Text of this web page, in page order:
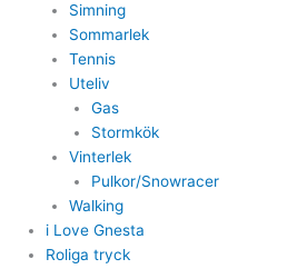
Simning
Sommarlek
Tennis
Uteliv
Gas
Stormkök
Vinterlek
Pulkor/Snowracer
Walking
i Love Gnesta
Roliga tryck